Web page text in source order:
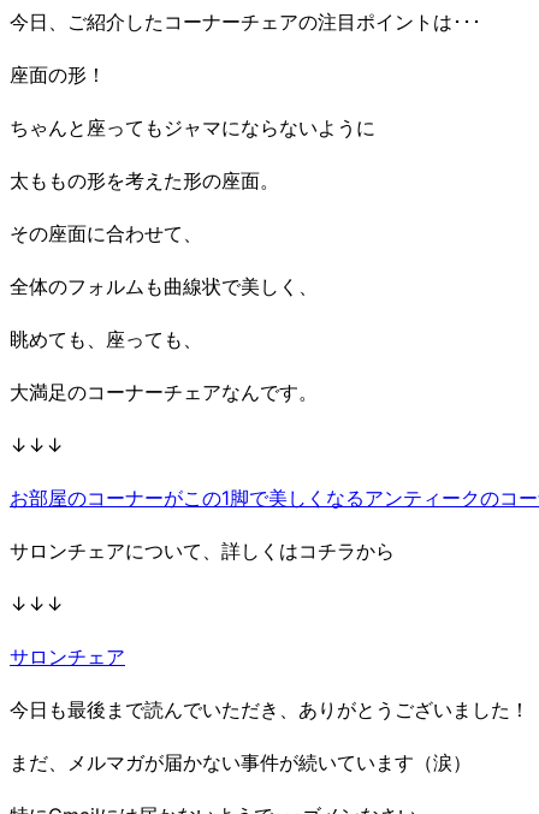
今日、ご紹介したコーナーチェアの注目ポイントは･･･
座面の形！
ちゃんと座ってもジャマにならないように
太ももの形を考えた形の座面。
その座面に合わせて、
全体のフォルムも曲線状で美しく、
眺めても、座っても、
大満足のコーナーチェアなんです。
↓↓↓
お部屋のコーナーがこの1脚で美しくなるアンティークのコ
サロンチェアについて、詳しくはコチラから
↓↓↓
サロンチェア
今日も最後まで読んでいただき、ありがとうございました！
まだ、メルマガが届かない事件が続いています（涙）